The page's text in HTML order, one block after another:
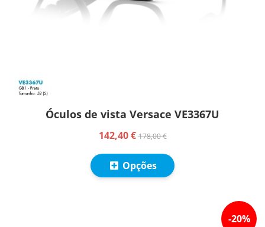
Óculos de vista Versace VE3367U
142,40 €178,00 €
Opções
-20%